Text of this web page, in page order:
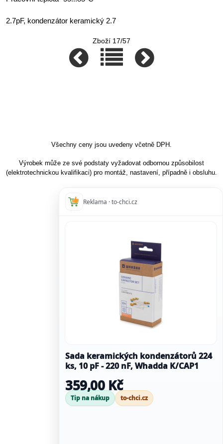
2.7pF, kondenzátor keramický 2.7
Zboží 17/57
Všechny ceny jsou uvedeny včetně DPH.
Výrobek může ze své podstaty vyžadovat odbornou způsobilost
(elektrotechnickou kvalifikaci) pro montáž, nastavení, případně i obsluhu.
Reklama · to-chci.cz
Sada keramických kondenzátorů 224
ks, 10 pF - 220 nF, Whadda K/CAP1
359,00 Kč
Tip na nákup to-chci.cz